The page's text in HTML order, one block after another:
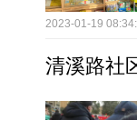
2023-01-19
清溪路社